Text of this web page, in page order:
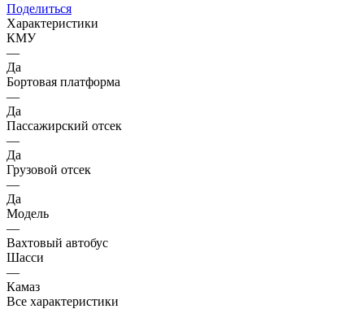
Поделиться
Характеристики
КМУ
—
Да
Бортовая платформа
—
Да
Пассажирский отсек
—
Да
Грузовой отсек
—
Да
Модель
—
Вахтовый автобус
Шасси
—
Камаз
Все характеристики